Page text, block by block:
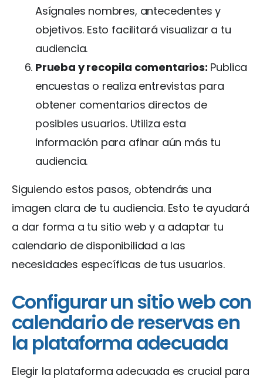
Asígnales nombres, antecedentes y
objetivos. Esto facilitará visualizar a tu
audiencia.
Prueba y recopila comentarios: Publica
encuestas o realiza entrevistas para
obtener comentarios directos de
posibles usuarios. Utiliza esta
información para afinar aún más tu
audiencia.
Siguiendo estos pasos, obtendrás una
imagen clara de tu audiencia. Esto te ayudará
a dar forma a tu sitio web y a adaptar tu
calendario de disponibilidad a las
necesidades específicas de tus usuarios.
Configurar un sitio web con
calendario de reservas en
la plataforma adecuada
Elegir la plataforma adecuada es crucial para